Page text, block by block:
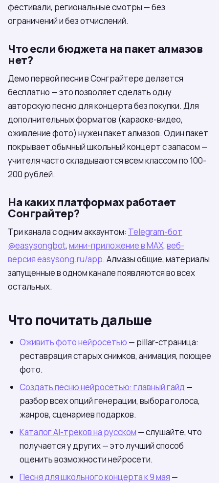
фестивали, региональные смотры — без
ограничений и без отчислений.
Что если бюджета на пакет алмазов
нет?
Демо первой песни в Сонграйтере делается
бесплатно — это позволяет сделать одну
авторскую песню для концерта без покупки. Для
дополнительных форматов (караоке-видео,
оживление фото) нужен пакет алмазов. Один пакет
покрывает обычный школьный концерт с запасом —
учителя часто складываются всем классом по 100-
200 рублей.
На каких платформах работает
Сонграйтер?
Три канала с одним аккаунтом: Telegram-бот
@easysongbot, мини-приложение в МАХ, веб-
версия easysong.ru/app. Алмазы общие, материалы
запущенные в одном канале появляются во всех
остальных.
Что почитать дальше
Оживить фото нейросетью — pillar-страница:
реставрация старых снимков, анимация, поющее
фото.
Создать песню нейросетью: главный гайд —
разбор всех опций генерации, выбора голоса,
жанров, сценариев подарков.
Каталог AI-треков на русском — слушайте, что
получается у других — это лучший способ
оценить возможности нейросети.
Песня для школьного концерта к 9 мая —